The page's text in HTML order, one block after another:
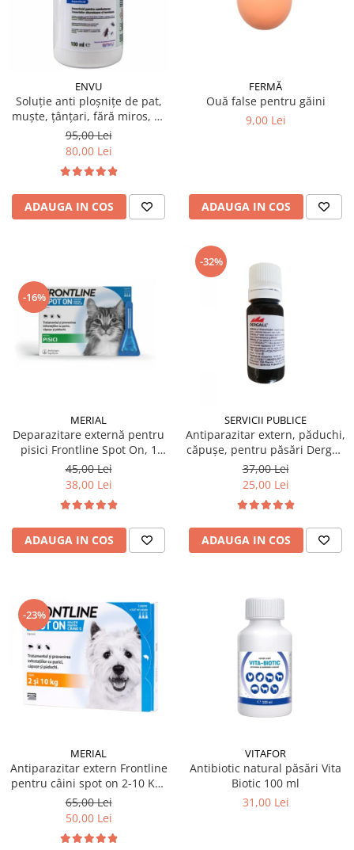
ENVU
Soluție anti ploșnițe de pat,
muște, țânțari, fără miros, K-
OTHRINE SC 7.5 Flow 100 ml
95,00 Lei
80,00 Lei
ADAUGA IN COS
FERMĂ
Ouă false pentru găini
9,00 Lei
ADAUGA IN COS
-16%
MERIAL
Deparazitare externă pentru
pisici Frontline Spot On, 1
pipetă
45,00 Lei
38,00 Lei
ADAUGA IN COS
-32%
SERVICII PUBLICE
Antiparazitar extern, păduchi,
căpuşe, pentru păsări Dergall
10 ml
37,00 Lei
25,00 Lei
ADAUGA IN COS
-23%
MERIAL
Antiparazitar extern Frontline
pentru câini spot on 2-10 KG,
1 pipetă
65,00 Lei
50,00 Lei
VITAFOR
Antibiotic natural păsări Vita
Biotic 100 ml
31,00 Lei